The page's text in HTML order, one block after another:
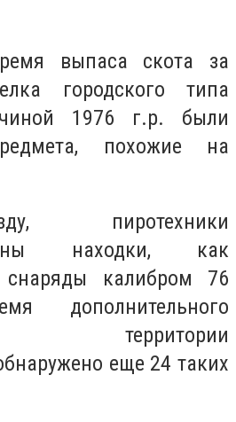
выпаса скота за
городского типа
1976 г.р. были
похожие на
пиротехники
находки, как
снаряды калибром 76
дополнительного
территории
еще 24 таких